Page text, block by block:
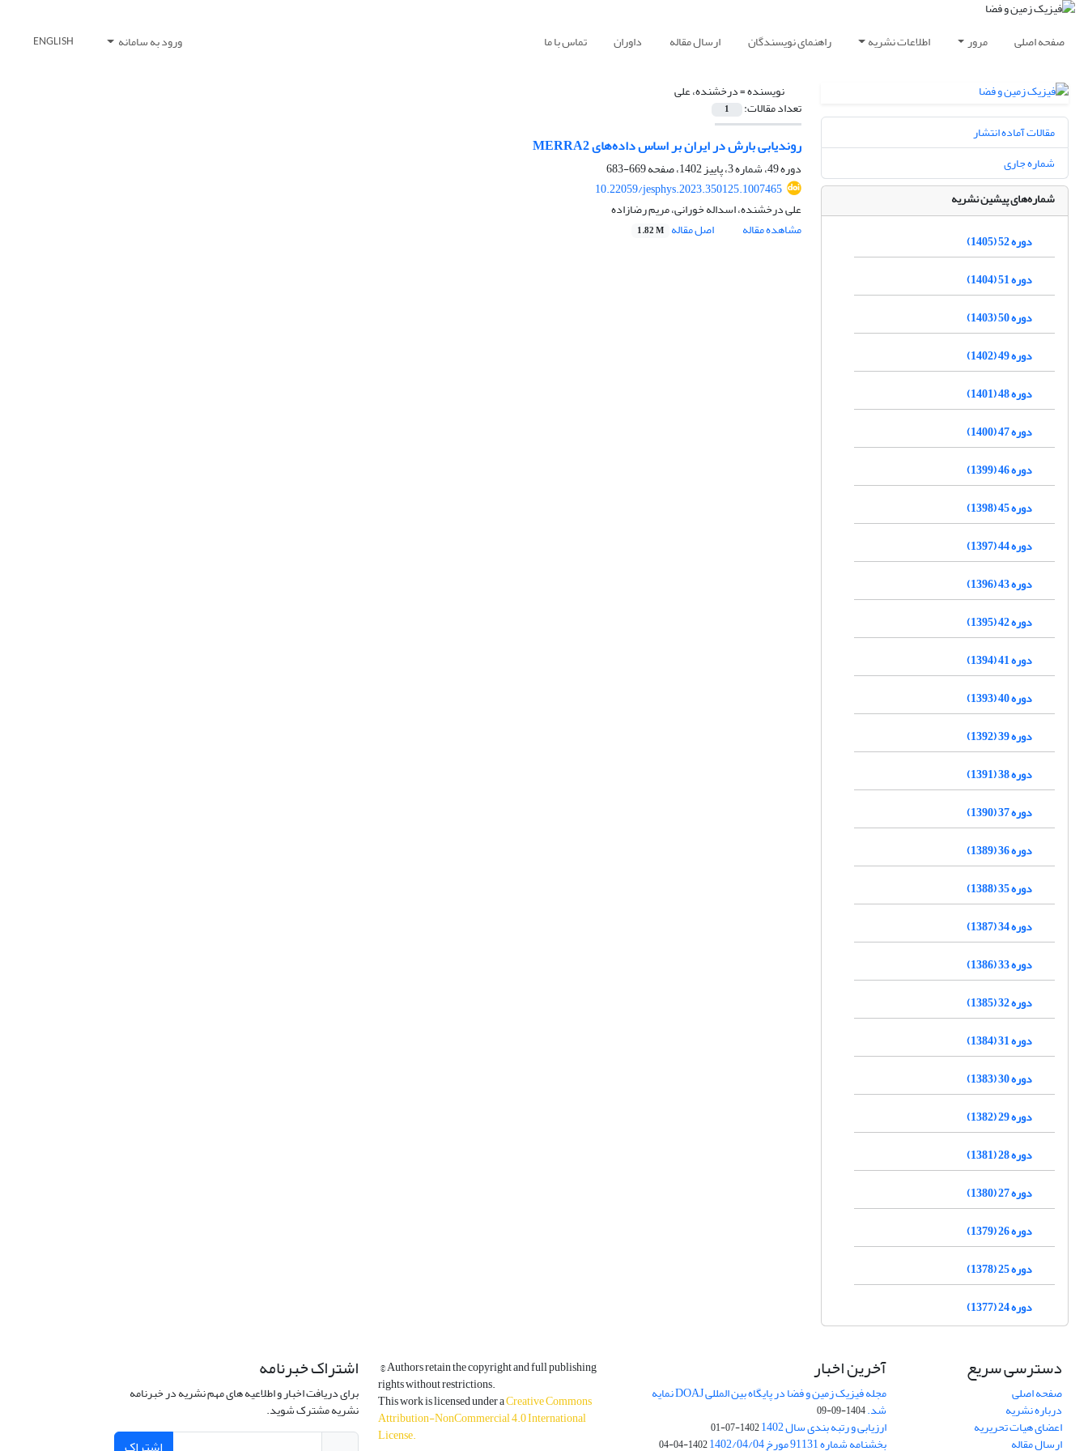
صفحه اصلی مرور اطلاعات نشریه راهنمای نویسندگان ارسال مقاله داوران تماس با ما ورود به سامانه ENGLISH
نویسنده =درخشنده، علی
تعداد مقالات: 1
روندیابی بارش در ایران بر اساس داده‌‌های MERRA2
دوره 49، شماره 3، پاییز 1402، صفحه
669-683
10.22059/jesphys.2023.350125.1007465
علی درخشنده، اسداله خورانی، مریم رضازاده
مشاهده مقاله
اصل مقاله 1.82 M
مقالات آماده انتشار
شماره جاری
شماره‌های پیشین نشریه
دوره 52 (1405)
دوره 51 (1404)
دوره 50 (1403)
دوره 49 (1402)
دوره 48 (1401)
دوره 47 (1400)
دوره 46 (1399)
دوره 45 (1398)
دوره 44 (1397)
دوره 43 (1396)
دوره 42 (1395)
دوره 41 (1394)
دوره 40 (1393)
دوره 39 (1392)
دوره 38 (1391)
دوره 37 (1390)
دوره 36 (1389)
دوره 35 (1388)
دوره 34 (1387)
دوره 33 (1386)
دوره 32 (1385)
دوره 31 (1384)
دوره 30 (1383)
دوره 29 (1382)
دوره 28 (1381)
دوره 27 (1380)
دوره 26 (1379)
دوره 25 (1378)
دوره 24 (1377)
دسترسی سریع
صفحه اصلی
درباره نشریه
اعضای هیات تحریریه
ارسال مقاله
آخرین اخبار
مجله فیزیک زمین و فضا در پایگاه بین المللی DOAJ نمایه
شد.1404-09-09
ارزیابی و رتبه بندی سال 1402 1402-07-01
بخشنامه شماره 91131 مورخ 1402/04/04 1402-04-04
© Authors retain the copyright and full publishing
rights without restrictions.
This work is licensed under aCreative Commons
Attribution-NonCommercial 4.0 International
License.
اشتراک خبرنامه
برای دریافت اخبار و اطلاعیه های مهم نشریه در خبرنامه
نشریه مشترک شوید.